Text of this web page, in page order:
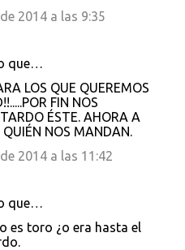
2014 a las 9:35
que…
LOS QUE QUEREMOS
FIN NOS
ÉSTE. AHORA A
QUIÉN NOS MANDAN.
2014 a las 11:42
que…
es toro ¿o era hasta el